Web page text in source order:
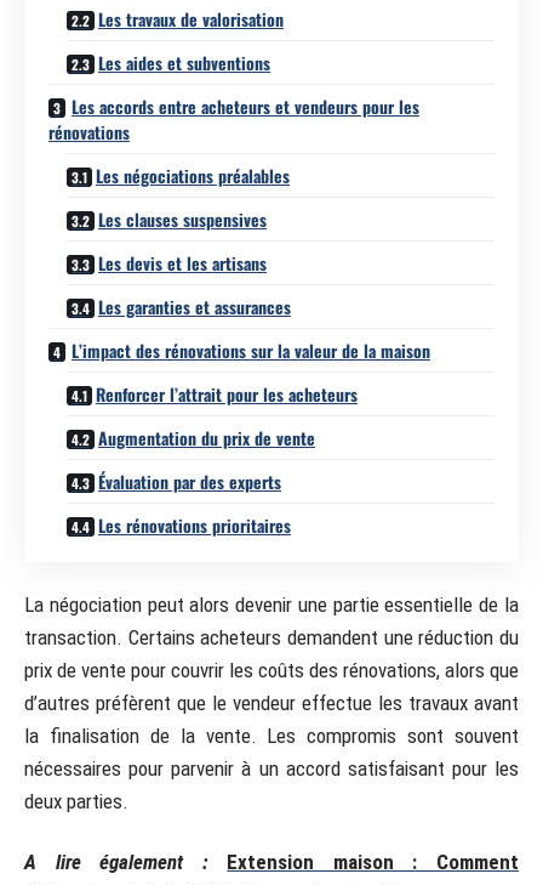
Les travaux de valorisation
Les aides et subventions
Les accords entre acheteurs et vendeurs pour les
rénovations
Les négociations préalables
Les clauses suspensives
Les devis et les artisans
Les garanties et assurances
L’impact des rénovations sur la valeur de la maison
Renforcer l’attrait pour les acheteurs
Augmentation du prix de vente
Évaluation par des experts
Les rénovations prioritaires
La négociation peut alors devenir une partie essentielle de la
transaction. Certains acheteurs demandent une réduction du
prix de vente pour couvrir les coûts des rénovations, alors que
d’autres préfèrent que le vendeur effectue les travaux avant
la finalisation de la vente. Les compromis sont souvent
nécessaires pour parvenir à un accord satisfaisant pour les
deux parties.
A lire également :
Extension maison : Comment